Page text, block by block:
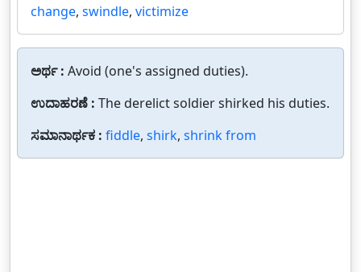
change, swindle, victimize
ಅರ್ಥ : Avoid (one's assigned duties).
ಉದಾಹರಣೆ : The derelict soldier shirked his duties.
ಸಮಾನಾರ್ಥಕ : fiddle, shirk, shrink from